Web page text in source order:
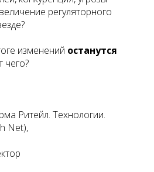
регуляторного
изменений останутся
чего?
Ритейл. Технологии.
Net),